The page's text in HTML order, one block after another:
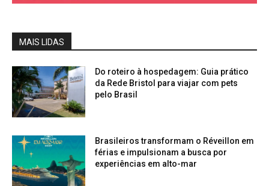
MAIS LIDAS
Do roteiro à hospedagem: Guia prático
da Rede Bristol para viajar com pets
pelo Brasil
Brasileiros transformam o Réveillon em
férias e impulsionam a busca por
experiências em alto-mar